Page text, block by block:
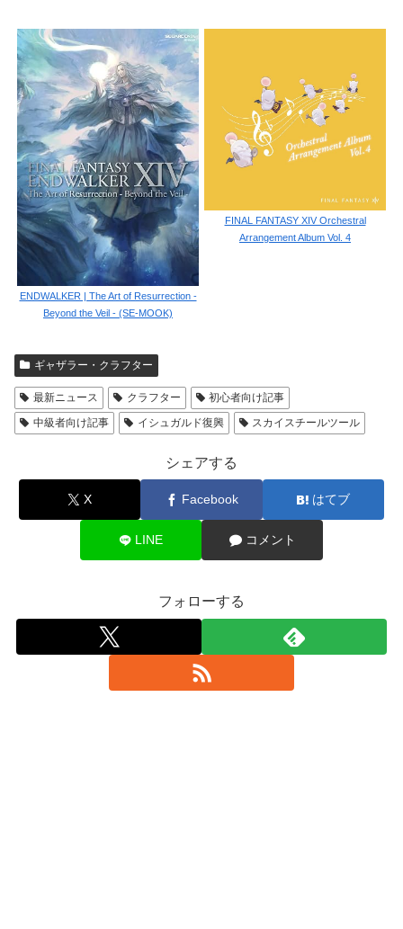
ENDWALKER | The Art of Resurrection -
Beyond the Veil - (SE-MOOK)
FINAL FANTASY XIV Orchestral
Arrangement Album Vol. 4
ギャザラー・クラフター
最新ニュース クラフター
初心者向け記事
中級者向け記事
イシュガルド復興 スカイスチールツール
シェアする
X Facebook はてブ
LINE コメント
フォローする